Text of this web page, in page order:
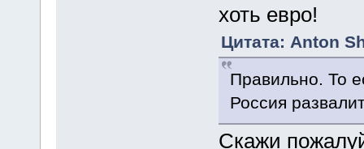
хоть евро!
Цитата: Anton
Правильно. То
Россия
Скажи